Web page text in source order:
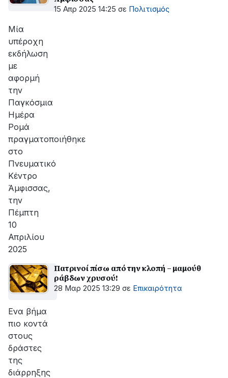
15 Απρ 2025 14:25 σε Πολιτισμός
Μία
υπέροχη
εκδήλωση
με
αφορμή
την
Παγκόσμια
Ημέρα
Ρομά
πραγματοποιήθηκε
στο
Πνευματικό
Κέντρο
Άμφισσας,
την
Πέμπτη
10
Απριλίου
2025
Πατρινοί πίσω από την κλοπή – μαμούθ
ράβδων χρυσού!
28 Μαρ 2025 13:29 σε Επικαιρότητα
Ενα βήμα
πιο κοντά
στους
δράστες
της
διάρρηξης